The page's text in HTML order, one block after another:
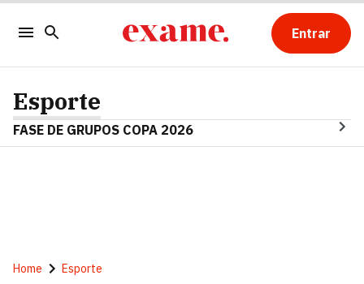
Entrar
Esporte
FASE DE GRUPOS COPA 2026
Home Esporte